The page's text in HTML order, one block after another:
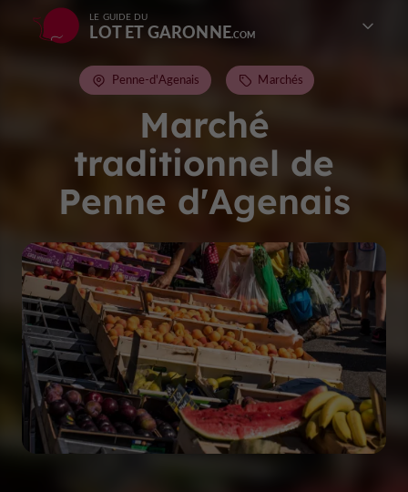
LE GUIDE DU
LOT ET GARONNE
Marché
traditionnel de
Penne d'Agenais
Penne-d'Agenais Marchés